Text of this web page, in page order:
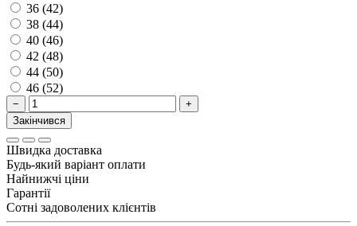
36 (42)
38 (44)
40 (46)
42 (48)
44 (50)
46 (52)
−
+
Закінчився
Швидка доставка
Будь-який варіант оплати
Найнижчі ціни
Гарантії
Сотні задоволених клієнтів